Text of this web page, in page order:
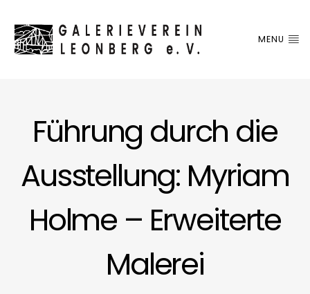
MENU
Führung durch die
Ausstellung: Myriam
Holme – Erweiterte
Malerei